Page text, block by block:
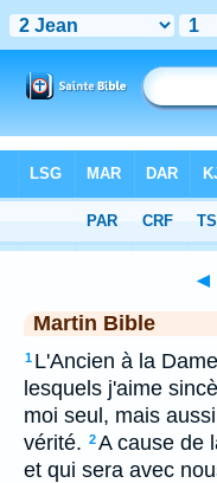
> 2 Jean 1
◄
Martin Bible
1 L'Ancien à la
lesquels j'aime
moi seul, mais
vérité. 2A cause de
et qui sera avec